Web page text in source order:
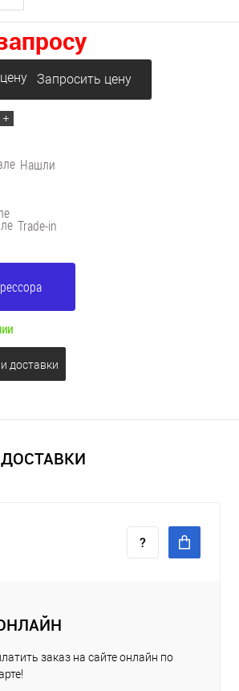
Запросить цену
Нашли
Trade-in
доставки
заказ на сайте онлайн по